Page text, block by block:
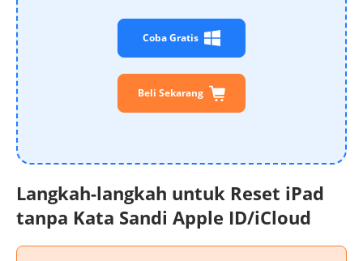
Coba Gratis
Beli Sekarang
Langkah-langkah untuk Reset iPad
tanpa Kata Sandi Apple ID/iCloud